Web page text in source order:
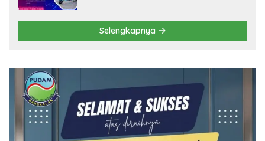
Selengkapnya